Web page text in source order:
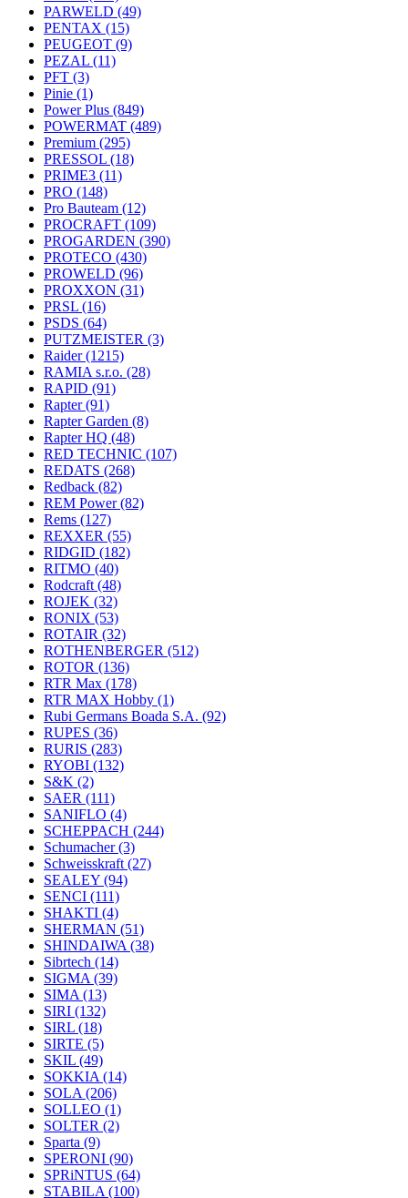
PARWELD (49)
PENTAX (15)
PEUGEOT (9)
PEZAL (11)
PFT (3)
Pinie (1)
Power Plus (849)
POWERMAT (489)
Premium (295)
PRESSOL (18)
PRIME3 (11)
PRO (148)
Pro Bauteam (12)
PROCRAFT (109)
PROGARDEN (390)
PROTECO (430)
PROWELD (96)
PROXXON (31)
PRSL (16)
PSDS (64)
PUTZMEISTER (3)
Raider(1215)
RAMIA s.r.o. (28)
RAPID (91)
Rapter(91)
Rapter Garden (8)
Rapter HQ (48)
RED TECHNIC (107)
REDATS (268)
Redback (82)
REM Power(82)
Rems (127)
REXXER (55)
RIDGID (182)
RITMO (40)
Rodcraft (48)
ROJEK (32)
RONIX (53)
ROTAIR (32)
ROTHENBERGER (512)
ROTOR (136)
RTR Max (178)
RTR MAX Hobby (1)
Rubi Germans Boada S.A. (92)
RUPES (36)
RURIS (283)
RYOBI (132)
S&K (2)
SAER (111)
SANIFLO (4)
SCHEPPACH (244)
Schumacher(3)
Schweisskraft (27)
SEALEY (94)
SENCI (111)
SHAKTI (4)
SHERMAN (51)
SHINDAIWA (38)
Sibrtech (14)
SIGMA (39)
SIMA (13)
SIRI (132)
SIRL (18)
SIRTE (5)
SKIL (49)
SOKKIA (14)
SOLA (206)
SOLLEO (1)
SOLTER (2)
Sparta (9)
SPERONI (90)
SPRiNTUS (64)
STABILA (100)